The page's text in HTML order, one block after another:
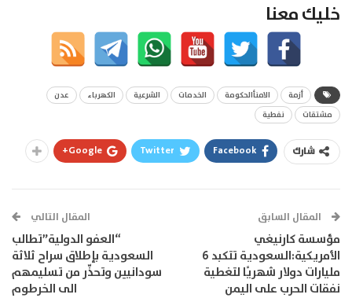
خليك معنا
أزمة الامنأالحكومة الخدمات الشرعية الكهرباء
عدن
مشتقات
نفطية
شارك Facebook
Twitter
Google+
المقال السابق
مؤسسة كارنيغي
الأمريكية:السعودية تتكبد 6
مليارات دولار شهريًا لتغطية
نفقات الحرب على اليمن
المقال التالي
“العفو الدولية”تطالب
السعودية بإطلاق سراح ثلاثة
سودانيين وتحذّر من تسليمهم
الى الخرطوم